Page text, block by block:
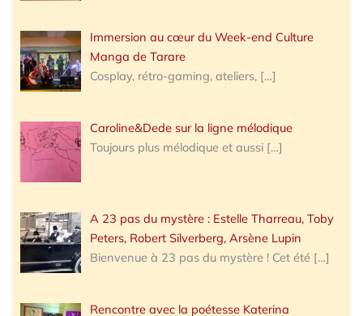
Immersion au cœur du Week-end Culture
Manga de Tarare
Cosplay, rétro-gaming, ateliers, […]
Caroline&Dede sur la ligne mélodique
Toujours plus mélodique et aussi […]
A 23 pas du mystère : Estelle Tharreau, Toby
Peters, Robert Silverberg, Arsène Lupin
Bienvenue à 23 pas du mystère ! Cet été […]
Rencontre avec la poétesse Katerina